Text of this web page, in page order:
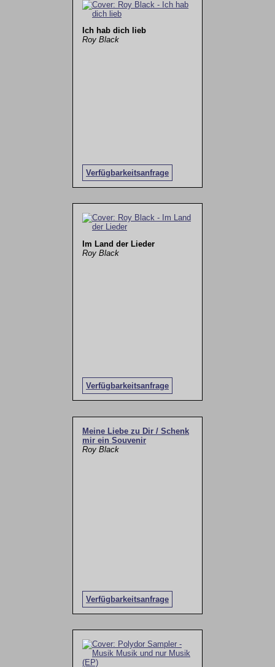
Ich hab dich lieb
Roy Black
Verfügbarkeitsanfrage
Im Land der Lieder
Roy Black
Verfügbarkeitsanfrage
Meine Liebe zu Dir / Schenk
mir ein Souvenir
Roy Black
Verfügbarkeitsanfrage